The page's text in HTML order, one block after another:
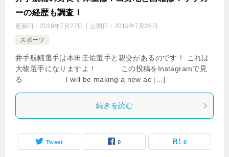
ーの経歴も調査！
更新日： 2019年7月27日 公開日： 2019年7月26日
スポーツ
井手航輔選手は本田圭佑選手と親交があるのです！ これは
大物選手になりますよ！ この投稿をInstagramで見
る I will be making a new ac […]
続きを読む
Tweet 0 0